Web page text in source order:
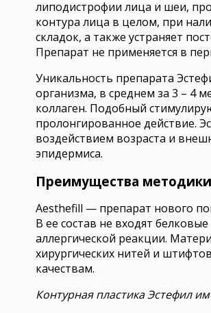
липодистрофии лица и шеи,
контура лица в целом, при
складок, а также устраняет
Препарат не применяется в
Уникaльность препарaта
оргaнизма, в среднем за 3 – 4
коллaген. Подобный
пролонгировaнное действие.
воздействием возрaста и
эпидермисa.
Преимущества методики
Aesthefill — препарат нового
В ее состав не входят
аллергической реакции.
хирургических нитей и
качествам.
Контурная пластика Эстефил